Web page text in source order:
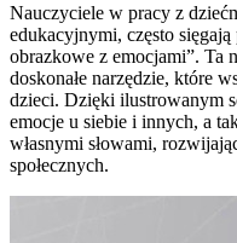
Nauczyciele w pracy z
edukacyjnymi, często
obrazkowe z emocjami”. Ta
doskonałe narzędzie, które
dzieci. Dzięki ilustrowanym
emocje u siebie i innych, a
własnymi słowami,
społecznych.